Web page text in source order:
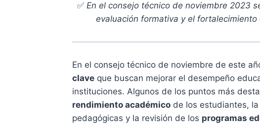
✅ En el consejo técnico de noviembre 2023
evaluación formativa y el
En el consejo técnico de noviembre de este
clave que buscan mejorar el desempeño
instituciones. Algunos de los puntos más
rendimiento académico de los estudiantes,
pedagógicas y la revisión de los programas